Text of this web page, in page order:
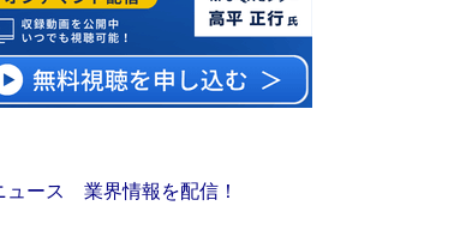
ース 業界情報を配信！